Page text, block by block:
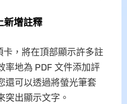
新增註釋
卡，將在頂部顯示許多註
率地為 PDF 文件添加評
還可以透過將螢光筆套
突出顯示文字。